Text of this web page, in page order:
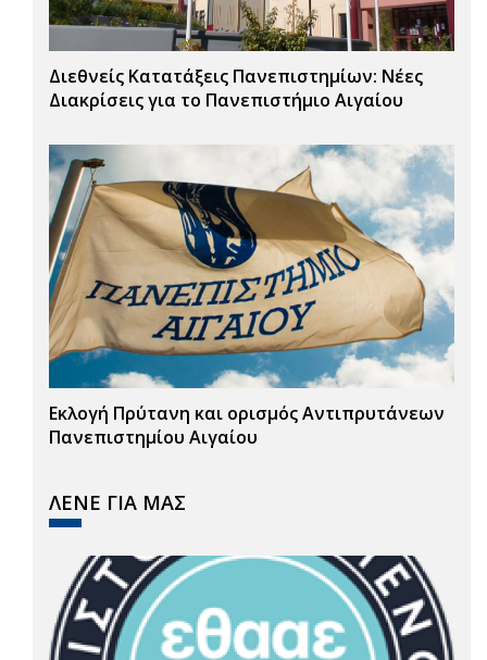
Διεθνείς Κατατάξεις Πανεπιστημίων: Νέες
Διακρίσεις για το Πανεπιστήμιο Αιγαίου
Εκλογή Πρύτανη και ορισμός Αντιπρυτάνεων
Πανεπιστημίου Αιγαίου
ΛΕΝΕ ΓΙΑ ΜΑΣ